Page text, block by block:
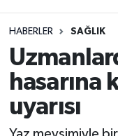
HABERLER SAĞLIK
hasarına
uyarısı
KÖŞE
KÜLTÜR-
Tüm
Son Dakika